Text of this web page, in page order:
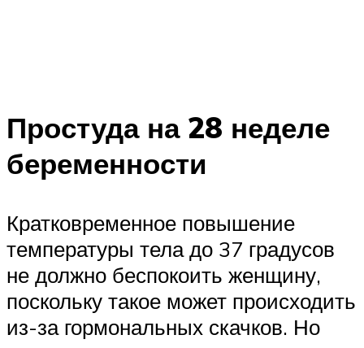
Простуда на 28 неделе
беременности
Кратковременное повышение
температуры тела до 37 градусов
не должно беспокоить женщину,
поскольку такое может происходить
из-за гормональных скачков. Но